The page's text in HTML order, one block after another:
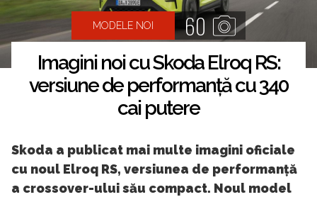
MODELE NOI 60
Imagini noi cu Skoda Elroq RS:
versiune de performanță cu 340
cai putere
Skoda a publicat mai multe imagini oficiale
cu noul Elroq RS, versiunea de performanță
a crossover-ului său compact. Noul model